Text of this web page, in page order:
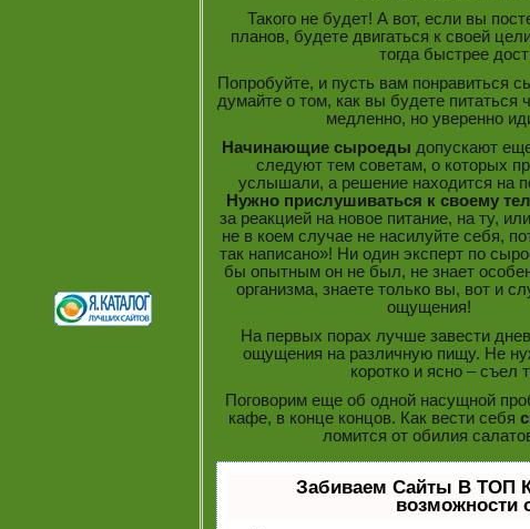
Такого не будет! А вот, если вы
планов, будете двигаться к своей
тогда быстрее
Попробуйте, и пусть вам понравиться
думайте о том, как вы будете питаться
медленно, но уверенно
Начинающие сыроеды допускают
следуют тем советам, о которых
услышали, а решение находится на
Нужно прислушиваться к своему
за реакцией на новое питание, на ту,
не в коем случае не насилуйте себя,
так написано»! Ни один эксперт по
бы опытным он не был, не знает
организма, знаете только вы, вот и
ощущения!
На первых порах лучше завести
ощущения на различную пищу. Не
коротко и ясно – съел
Поговорим еще об одной насущной
кафе, в конце концов. Как вести себя
ломится от обилия
Забиваем Сайты В ТОП
возможности